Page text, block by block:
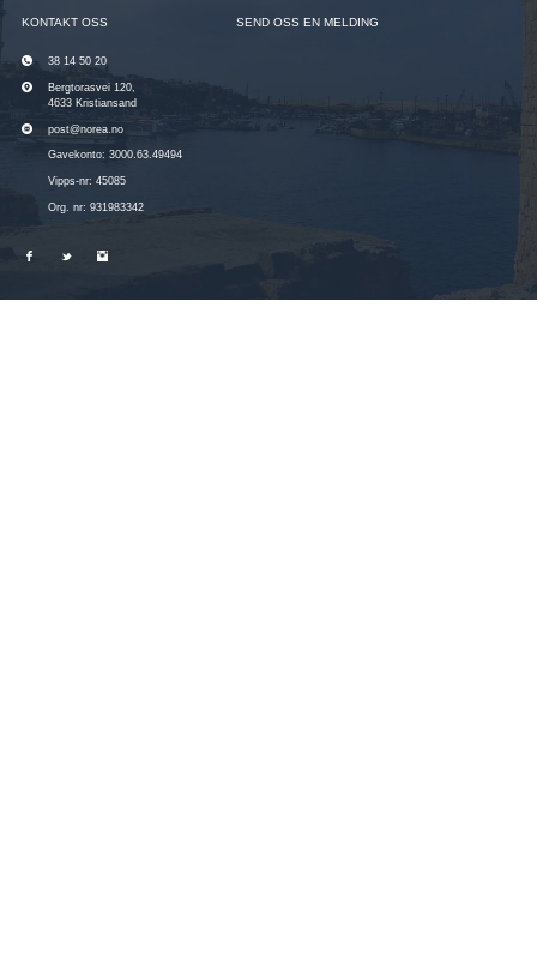
KONTAKT OSS
38 14 50 20
Bergtorasvei 120,
4633 Kristiansand
post@norea.no
Gavekonto: 3000.63.49494
Vipps-nr: 45085
Org. nr: 931983342
SEND OSS EN MELDING